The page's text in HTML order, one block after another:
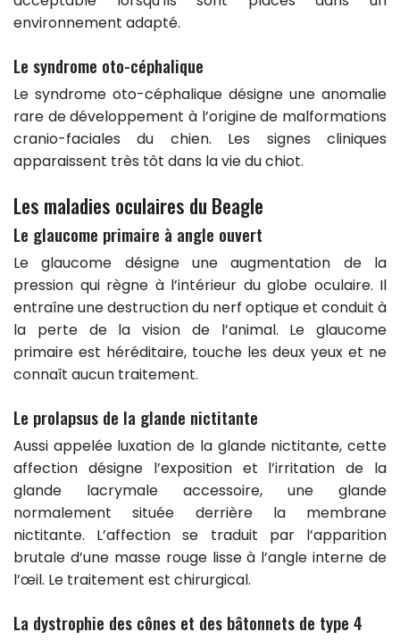
environnement adapté.
Le syndrome oto-céphalique
Le syndrome oto-céphalique désigne une anomalie
rare de développement à l’origine de malformations
cranio-faciales du chien. Les signes cliniques
apparaissent très tôt dans la vie du chiot.
Les maladies oculaires du Beagle
Le glaucome primaire à angle ouvert
Le glaucome désigne une augmentation de la
pression qui règne à l’intérieur du globe oculaire. Il
entraîne une destruction du nerf optique et conduit à
la perte de la vision de l’animal. Le glaucome
primaire est héréditaire, touche les deux yeux et ne
connaît aucun traitement.
Le prolapsus de la glande nictitante
Aussi appelée luxation de la glande nictitante, cette
affection désigne l’exposition et l’irritation de la
glande lacrymale accessoire, une glande
normalement située derrière la membrane
nictitante. L’affection se traduit par l’apparition
brutale d’une masse rouge lisse à l’angle interne de
l’œil. Le traitement est chirurgical.
La dystrophie des cônes et des bâtonnets de type 4